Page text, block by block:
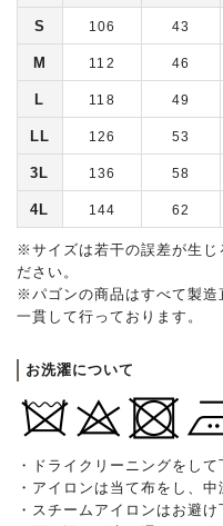
S 106 43
M 112 46
L 118 49
LL 126 53
3L 136 58
4L 144 62
※サイズは若干の誤差が生じ
ださい。
※パゴンの商品はすべて製造
一貫して行っております。
お洗濯について
・ドライクリーニングをして
・アイロンは当て布をし、中
・スチームアイロンはお避け